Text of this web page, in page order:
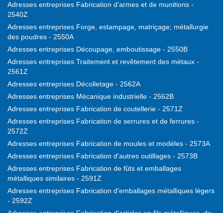
Adresses entreprises Fabrication d'armes et de munitions -
2540Z
Adresses entreprises Forge, estampage, matriçage; métallurgie
des poudres - 2550A
Adresses entreprises Découpage, emboutissage - 2550B
Adresses entreprises Traitement et revêtement des métaux -
2561Z
Adresses entreprises Décolletage - 2562A
Adresses entreprises Mécanique industrielle - 2562B
Adresses entreprises Fabrication de coutellerie - 2571Z
Adresses entreprises Fabrication de serrures et de ferrures -
2572Z
Adresses entreprises Fabrication de moules et modèles - 2573A
Adresses entreprises Fabrication d'autres outillages - 2573B
Adresses entreprises Fabrication de fûts et emballages
métalliques similaires - 2591Z
Adresses entreprises Fabrication d'emballages métalliques légers
- 2592Z